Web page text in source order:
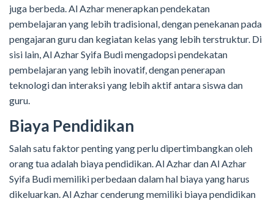
juga berbeda. Al Azhar menerapkan pendekatan
pembelajaran yang lebih tradisional, dengan penekanan pada
pengajaran guru dan kegiatan kelas yang lebih terstruktur. Di
sisi lain, Al Azhar Syifa Budi mengadopsi pendekatan
pembelajaran yang lebih inovatif, dengan penerapan
teknologi dan interaksi yang lebih aktif antara siswa dan
guru.
Biaya Pendidikan
Salah satu faktor penting yang perlu dipertimbangkan oleh
orang tua adalah biaya pendidikan. Al Azhar dan Al Azhar
Syifa Budi memiliki perbedaan dalam hal biaya yang harus
dikeluarkan. Al Azhar cenderung memiliki biaya pendidikan